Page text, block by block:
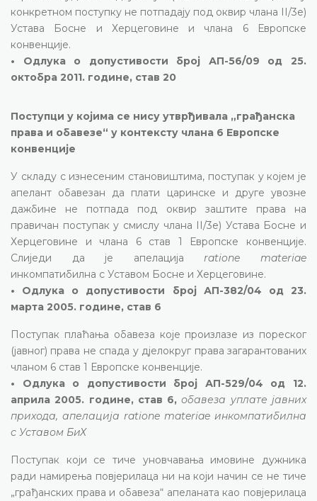
конкретном поступку не потпадају под оквир члана II/3е)
Устава Босне и Херцеговине и члана 6 Европске
конвенције.
• Одлука о допустивости број АП-56/09 од 25.
октобра 2011. године, став 20
Поступци у којима се нису утврђивала „грађанска
права и обавезе“ у контексту члана 6 Европске
конвенције
У складу с изнесеним становиштима, поступак у којем је
апелант обавезан да плати царинске и друге увозне
дажбине не потпада под оквир заштите права на
правичан поступак у смислу члана II/3е) Устава Босне и
Херцеговине и члана 6 став 1 Европске конвенције.
Слиједи да је апелацијаratione materiae
инкомпатибилна с Уставом Босне и Херцеговине.
• Одлука о допустивости број АП-382/04 од 23.
марта 2005. године, став 6
Поступак плаћања обавеза које произлазе из пореског
(јавног) права не спада у дјелокруг права загарантованих
чланом 6 став 1 Европске конвенције.
• Одлука о допустивости број АП-529/04 од 12.
априла 2005. године, став 6,обавеза уплате јавних
прихода, апелација ratione materiae инкомпатибилна
с Уставом БиХ
Поступак који се тиче уновчавања имовине дужника
ради намирења повјерилаца ни на који начин се не тиче
„грађанских права и обавеза“ апеланата као повјерилаца